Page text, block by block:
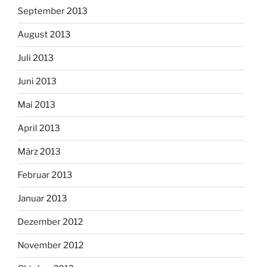
September 2013
August 2013
Juli 2013
Juni 2013
Mai 2013
April 2013
März 2013
Februar 2013
Januar 2013
Dezember 2012
November 2012